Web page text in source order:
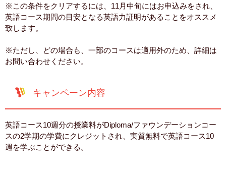
※この条件をクリアするには、11月中旬にはお申込みをされ、
英語コース期間の目安となる英語力証明があることをオススメ
致します。
※ただし、どの場合も、一部のコースは適用外のため、詳細は
お問い合わせください。
キャンペーン内容
英語コース10週分の授業料がDiploma/ファウンデーションコー
スの2学期の学費にクレジットされ、実質無料で英語コース10
週を学ぶことができる。